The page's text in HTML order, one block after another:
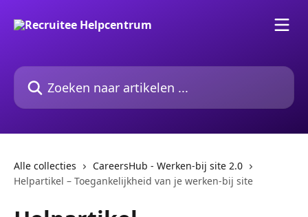
Zoeken naar artikelen ...
Alle collecties
CareersHub - Werken-bij site 2.0
Helpartikel – Toegankelijkheid van je werken-bij site